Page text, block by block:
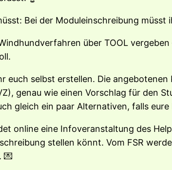
Bei der Moduleinschreibung müsst
über TOOL
euch selbst erstellen. Die
genau wie einen Vorschlag für den
gleich ein paar Alternativen, falls
online eine Infoveranstaltung des
stellen könnt. Vom FSR
💌